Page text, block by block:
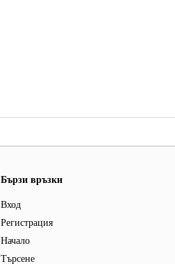
Бързи връзки
Вход
Регистрация
Начало
Търсене